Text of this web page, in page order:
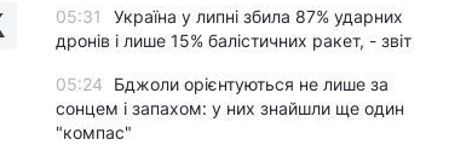
05:31
Україна у липні збила 87% ударних
дронів і лише 15% балістичних ракет, - звіт
05:24
Бджоли орієнтуються не лише за
сонцем і запахом: у них знайшли ще один
"компас"